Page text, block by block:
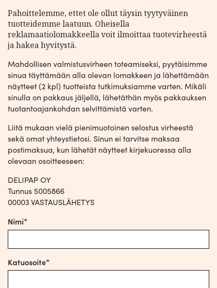
Jos sinulla on kysyttävää tuotteistamme tai haluaisit
antaa meille palautetta niistä, jätä ystävällisesti
viestisi alla olevaa lomaketta käyttäen – kuulemme
mielellämme palautteesi, jotta voimme kehittää
yleisimpiin kysymyksiin löydät myösFAQ-sivultamme!
Nimi*
Katuosoite
Postinumero
Toimipaikka
Puhelinnumero
Pahoittelemme, ettet ole ollut täysin tyytyväinen
tuotteidemme laatuun. Oheisella
reklamaatiolomakkeella voit ilmoittaa tuotevirheestä
ja hakea hyvitystä.
Mahdollisen valmistusvirheen toteamiseksi, pyytäisimme
sinua täyttämään alla olevan lomakkeen ja lähettämään
näytteet (2 kpl) tuotteista tutkimuksiamme varten. Mikäli
sinulla on pakkaus jäljellä, lähetäthän myös pakkauksen
tuotantoajankohdan selvittämistä varten.
Liitä mukaan vielä pienimuotoinen selostus virheestä
sekä omat yhteystietosi. Sinun ei tarvitse maksaa
postimaksua, kun lähetät näytteet kirjekuoressa alla
olevaan osoitteeseen:
DELIPAP OY
Tunnus 5005866
00003 VASTAUSLÄHETYS
Nimi*
Katuosoite*